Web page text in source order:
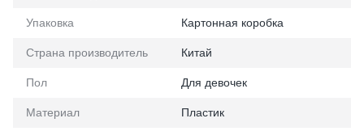
Упаковка Картонная коробка
Страна производитель Китай
Пол Для девочек
Материал Пластик